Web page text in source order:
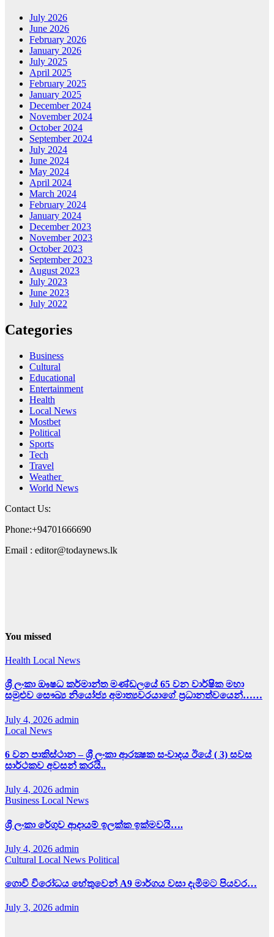
July 2026
June 2026
February 2026
January 2026
July 2025
April 2025
February 2025
January 2025
December 2024
November 2024
October 2024
September 2024
July 2024
June 2024
May 2024
April 2024
March 2024
February 2024
January 2024
December 2023
November 2023
October 2023
September 2023
August 2023
July 2023
June 2023
July 2022
Categories
Business
Cultural
Educational
Entertainment
Health
Local News
Mostbet
Political
Sports
Tech
Travel
Weather
World News
Contact Us:
Phone:+94701666690
Email : editor@todaynews.lk
You missed
Health Local News
ශ්‍රී ලංකා ඖෂධ කර්මාන්ත මණ්ඩලයේ 65 වන වාර්ෂික මහා
සමුළුව සෞඛ්‍ය නියෝජ්‍ය අමාත්‍යවරයාගේ ප්‍රධානත්වයෙන්……
July 4, 2026 admin
Local News
6 වන පාකිස්ථාන – ශ්‍රී ලංකා ආරක්‍ෂක සංවාදය ඊයේ ( 3) සවස
සාර්ථකව අවසන් කරයි..
July 4, 2026 admin
Business Local News
ශ්‍රී ලංකා රේගුව ආදායම් ඉලක්ක ඉක්මවයි….
July 4, 2026 admin
Cultural Local News Political
ගොවි විරෝධය හේතුවෙන් A9 මාර්ගය වසා දැමිමට පියවර…
July 3, 2026 admin